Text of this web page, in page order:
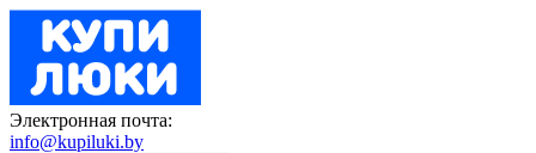
Электронная почта:
info@kupiluki.by